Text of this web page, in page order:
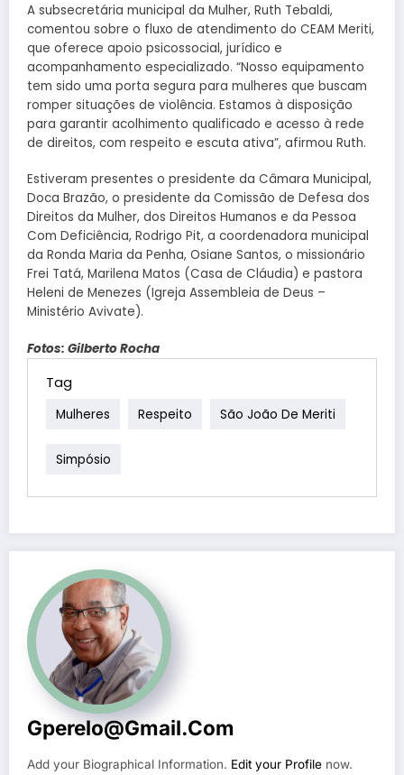
A subsecretária municipal da Mulher, Ruth Tebaldi,
comentou sobre o fluxo de atendimento do CEAM Meriti,
que oferece apoio psicossocial, jurídico e
acompanhamento especializado. “Nosso equipamento
tem sido uma porta segura para mulheres que buscam
romper situações de violência. Estamos à disposição
para garantir acolhimento qualificado e acesso à rede
de direitos, com respeito e escuta ativa”, afirmou Ruth.
Estiveram presentes o presidente da Câmara Municipal,
Doca Brazão, o presidente da Comissão de Defesa dos
Direitos da Mulher, dos Direitos Humanos e da Pessoa
Com Deficiência, Rodrigo Pit, a coordenadora municipal
da Ronda Maria da Penha, Osiane Santos, o missionário
Frei Tatá, Marilena Matos (Casa de Cláudia) e pastora
Heleni de Menezes (Igreja Assembleia de Deus –
Ministério Avivate).
Fotos: Gilberto Rocha
Tag
Mulheres Respeito São João De Meriti
Simpósio
Gperelo@gmail.com
Add your Biographical Information. Edit your Profile now.